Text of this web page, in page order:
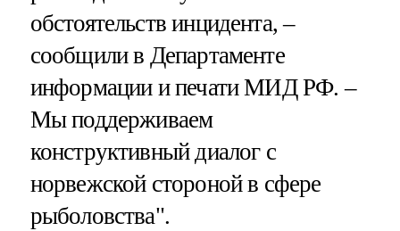
обстоятельств инцидента, –
сообщили в Департаменте
информации и печати МИД РФ. –
Мы поддерживаем
конструктивный диалог с
норвежской стороной в сфере
рыболовства".